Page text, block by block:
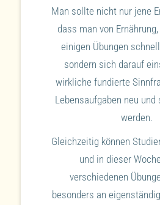
Man sollte nicht nur jene
dass man von
einigen Übungen
sondern sich darauf
wirkliche fundierte
Lebensaufgaben neu
werden.
Gleichzeitig können
und in dieser
verschiedenen
besonders an